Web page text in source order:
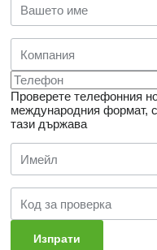
Проверете телефонния
международния формат,
тази държава